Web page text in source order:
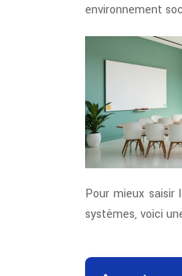
environnement
Pour mieux
systèmes, voici